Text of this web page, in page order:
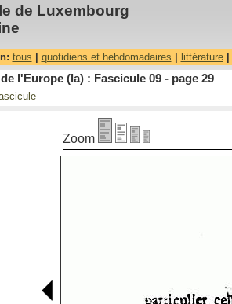
de Luxembourg
tous quotidiens et hebdomadaires littérature|
l'Europe (la) : Fascicule 09 - page 29
Zoom